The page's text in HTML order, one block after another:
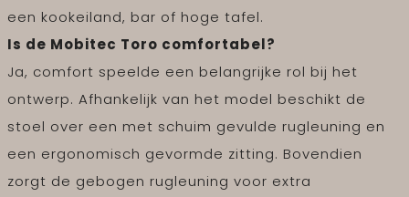
een kookeiland, bar of hoge tafel.
Is de Mobitec Toro comfortabel?
Ja, comfort speelde een belangrijke rol bij het
ontwerp. Afhankelijk van het model beschikt de
stoel over een met schuim gevulde rugleuning en
een ergonomisch gevormde zitting. Bovendien
zorgt de gebogen rugleuning voor extra